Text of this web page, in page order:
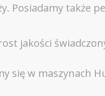
Posiadamy także
jakości
się w maszynach